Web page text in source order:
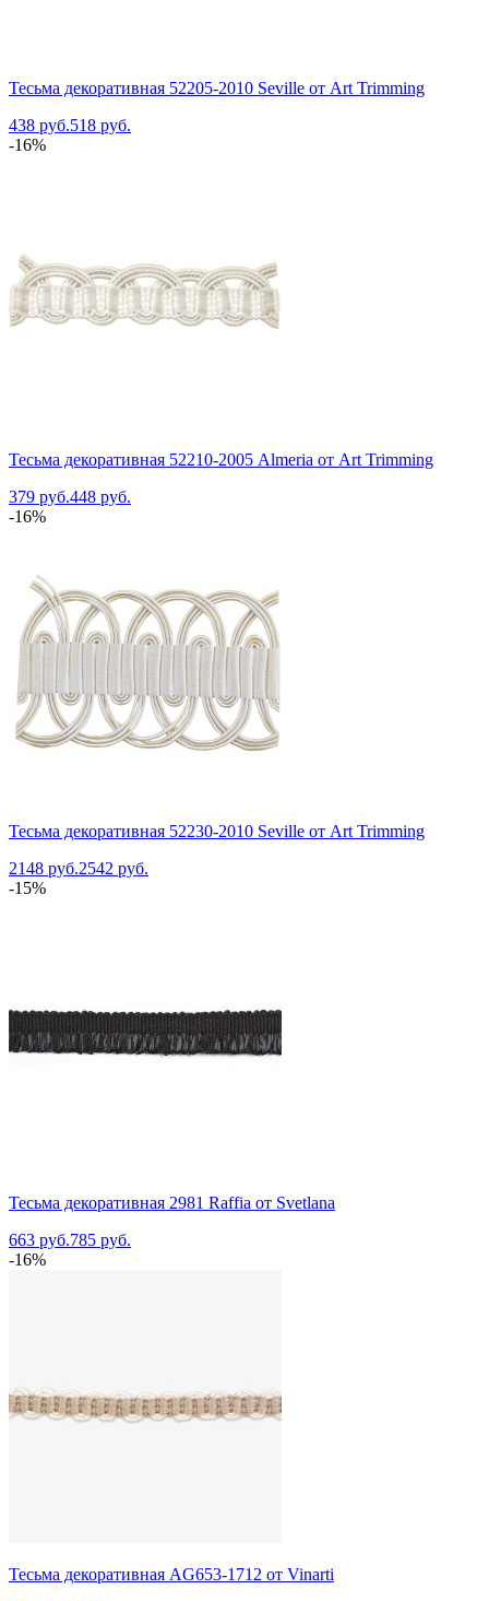
Тесьма декоративная 52205-2010 Seville от Art Trimming
438 руб.518 руб.
-16%
Тесьма декоративная 52210-2005 Almeria от Art Trimming
379 руб.448 руб.
-16%
Тесьма декоративная 52230-2010 Seville от Art Trimming
2148 руб.2542 руб.
-15%
Тесьма декоративная 2981 Raffia от Svetlana
663 руб.785 руб.
-16%
Тесьма декоративная AG653-1712 от Vinarti